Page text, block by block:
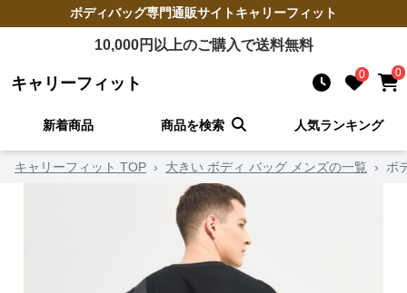
ボディバッグ専門通販サイトキャリーフィット
10,000円以上のご購入で送料無料
キャリーフィット 0 0
新着商品 商品を検索 人気ランキング
キャリーフィット TOP › 大きい ボディ バッグ メンズの一覧 › ボ